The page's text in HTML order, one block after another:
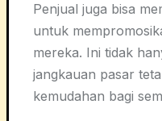
Penjual juga bisa
untuk
mereka. Ini tidak
jangkauan pasar
kemudahan bagi